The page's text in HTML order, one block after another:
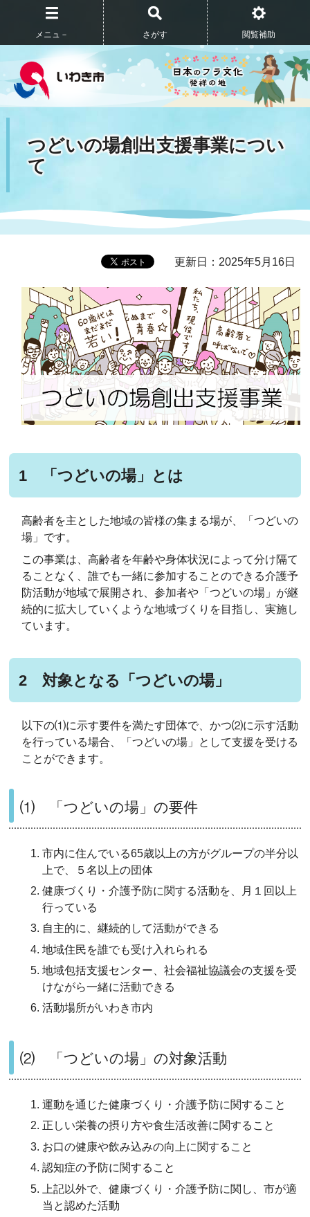
メニュ－ さがす 閲覧補助
つどいの場創出支援事業につい
て
更新日：2025年5月16日
1 「つどいの場」とは
高齢者を主とした地域の皆様の集まる場が、「つどいの
場」です。
この事業は、高齢者を年齢や身体状況によって分け隔て
ることなく、誰でも一緒に参加することのできる介護予
防活動が地域で展開され、参加者や「つどいの場」が継
続的に拡大していくような地域づくりを目指し、実施し
ています。
2 対象となる「つどいの場」
以下の⑴に示す要件を満たす団体で、かつ⑵に示す活動
を行っている場合、「つどいの場」として支援を受ける
ことができます。
⑴ 「つどいの場」の要件
市内に住んでいる65歳以上の方がグループの半分以
上で、
５名以上の団体
健康づくり
・介護予防に関する活動を 月 １回以上
行っている
自主的に、継続的 して活動ができる
地域住民を誰でも受け入れられる
地域包括支援センター、社会福祉協議会の支援を受
けながら一緒に活動できる
活動場所がいわき市内
⑵ 「つどいの場」の対象活動
運動を通じた健康づくり・介護予防に関すること
正しい栄養の摂り方や食生活改善に関すること
お口の健康や飲み込みの向上に関すること
認知症の予防に関すること
上記以外で 、健康づくり・介護予防に関し、市が適
当と認めた活動